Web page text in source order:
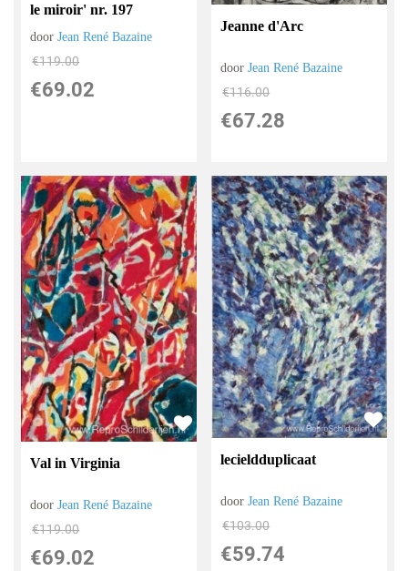
le miroir' nr. 197
doorJean René Bazaine
€119.00
€69.02
Jeanne d'Arc
doorJean René Bazaine
€116.00
€67.28
Val in Virginia
doorJean René Bazaine
€119.00
€69.02
lecieldduplicaat
doorJean René Bazaine
€103.00
€59.74